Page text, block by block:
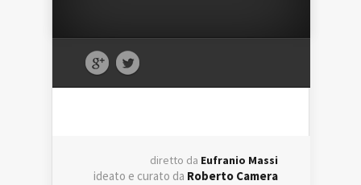
diretto da Eufranio Massi
ideato e curato da Roberto Camera